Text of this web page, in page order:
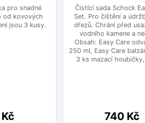
pro snadné
od kovových
jsou 3 kusy.
Čistící sada Schock
Set. Pro čištění a
dřezů. Chrání před
vodního kamene a
Obsah: Easy Care
250 ml, Easy Care
3 ks mazací
Cena
740 Kč